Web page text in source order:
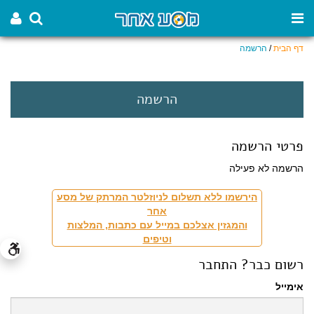
דף הבית/ הרשמה
הרשמה
פרטי הרשמה
הרשמה לא פעילה
הירשמו ללא תשלום לניוזלטר המרתק של מסע
אחר
והמגזין אצלכם במייל עם כתבות, המלצות
וטיפים
רשום כבר? התחבר
אימייל